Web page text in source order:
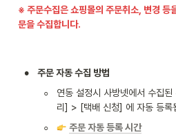
※ 주문수집은 쇼핑몰의 주문취소, 변경 등
문을 수집합니다.
• 주문 자동 수집 방법
◦
연동 설정시 사방넷에서 수집
리] > [택배 신청] 에 자동 등록
◦ 주문 자동 등록 시간